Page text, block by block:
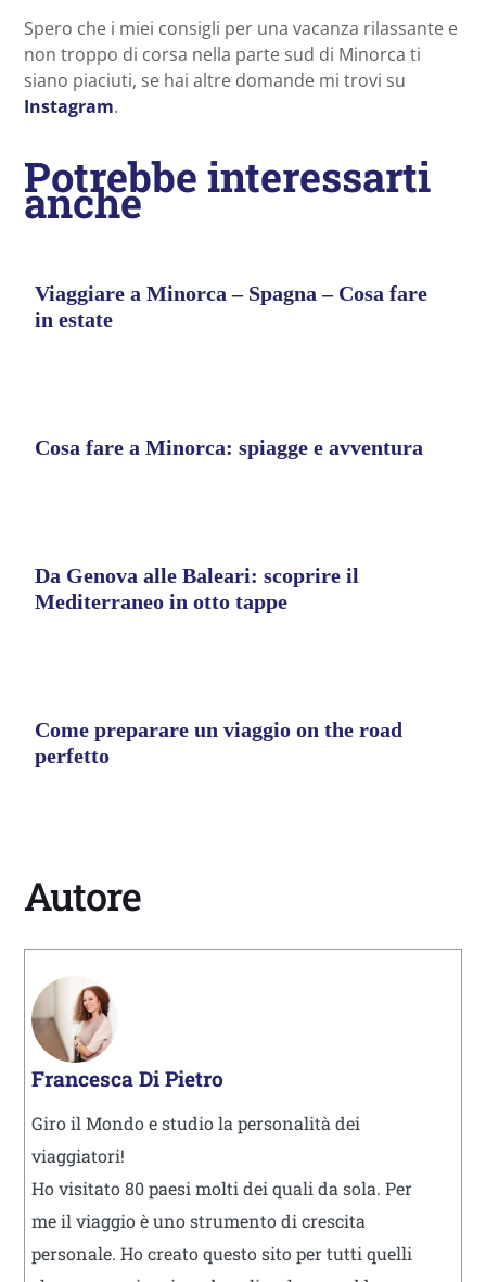
Spero che i miei consigli per una vacanza rilassante e
non troppo di corsa nella parte sud di Minorca ti
siano piaciuti, se hai altre domande mi trovi su
Instagram.
Potrebbe interessarti
anche
Viaggiare a Minorca – Spagna – Cosa fare
in estate
Cosa fare a Minorca: spiagge e avventura
Da Genova alle Baleari: scoprire il
Mediterraneo in otto tappe
Come preparare un viaggio on the road
perfetto
Autore
Francesca Di Pietro
Giro il Mondo e studio la personalità dei
viaggiatori!
Ho visitato 80 paesi molti dei quali da sola. Per
me il viaggio è uno strumento di crescita
personale. Ho creato questo sito per tutti quelli